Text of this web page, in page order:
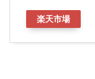
楽天市場